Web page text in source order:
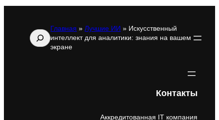
Поиск
Главная » Лучшие ИИ » Искусственный
интеллект для аналитики: знания на вашем
экране
Контакты
Аккредитованная IT компания